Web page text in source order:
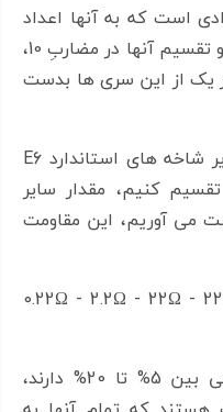
است که به آنها اعداد
پایه میگویند! اعدادی که با ضرب و تقسیم آنها در مضاربِ 10،
یک از این سری ها بدست
اگر مقاومت 2.2 که یکی از زیر شاخه های استاندارد E6
10 ضرب یا تقسیم کنیم، مقدار سایر
می آوریم، این مقاومت
0.22Ω - 2.2Ω - 22Ω -
سری های E12 و E24 که تلرانسی بین 5% تا 20% دارند،